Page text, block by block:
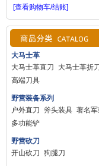
[查看购物车/结账]
大马士革
大马士革直刀
大马士革折
高端刀具
野营装备系列
户外直刀 斧头装具 著名军
多功能铲
野营砍刀
开山砍刀 狗腿刀